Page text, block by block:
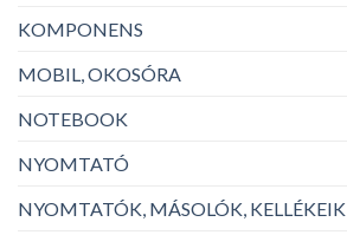
KOMPONENS
MOBIL, OKOSÓRA
NOTEBOOK
NYOMTATÓ
NYOMTATÓK, MÁSOLÓK, KELLÉKEIK